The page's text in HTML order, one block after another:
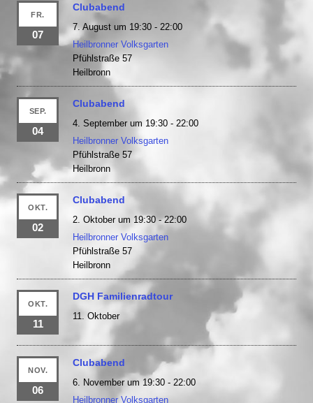
FR.
07
Clubabend
7. August um 19:30 - 22:00
Heilbronner Volksgarten
Pfühlstraße 57
Heilbronn
SEP.
04
Clubabend
4. September um 19:30 - 22:00
Heilbronner Volksgarten
Pfühlstraße 57
Heilbronn
OKT.
02
Clubabend
2. Oktober um 19:30-22:00
Heilbronner Volksgarten
Pfühlstraße 57
Heilbronn
OKT.
11
DGH Familienradtour
11. Oktober
NOV.
06
Clubabend
6. November um 19:30 - 22:00
Heilbronner Volksgarten